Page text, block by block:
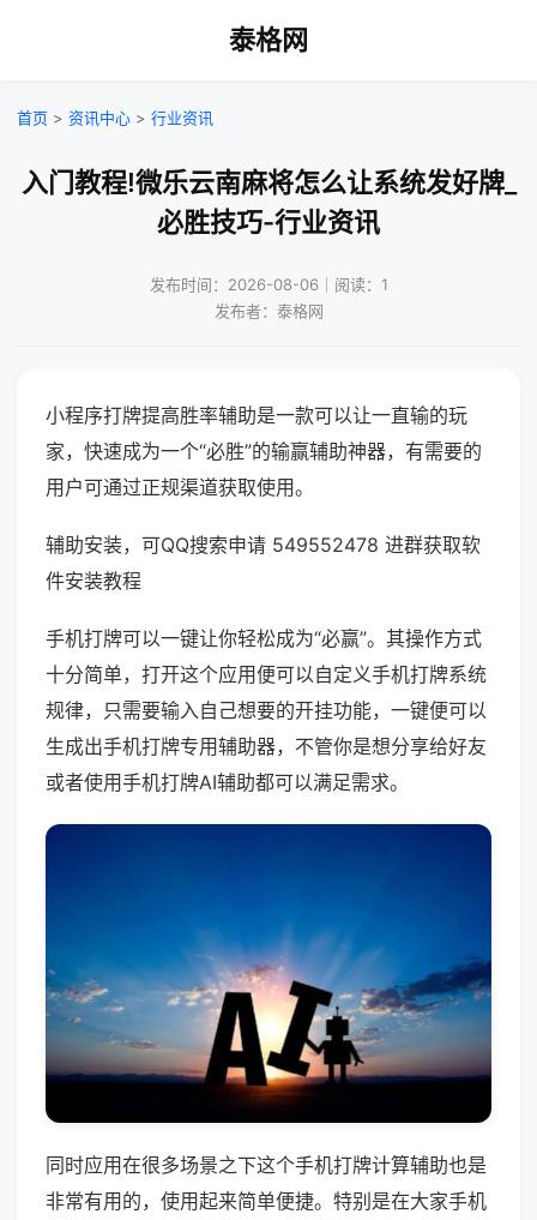
泰格网
首页 > 资讯中心 > 行业资讯
入门教程!微乐云南麻将怎么让系统发好牌_
必胜技巧-行业资讯
发布时间：2026-08-06｜阅读：1
发布者：泰格网
小程序打牌提高胜率辅助是一款可以让一直输的玩
家，快速成为一个“必胜”的输赢辅助神器，有需要的
用户可通过正规渠道获取使用。
辅助安装，可QQ搜索申请 549552478 进群获取软
件安装教程
手机打牌可以一键让你轻松成为“必赢”。其操作方式
十分简单，打开这个应用便可以自定义手机打牌系统
规律，只需要输入自己想要的开挂功能，一键便可以
生成出手机打牌专用辅助器，不管你是想分享给好友
或者使用手机打牌AI辅助都可以满足需求。
同时应用在很多场景之下这个手机打牌计算辅助也是
非常有用的，使用起来简单便捷。特别是在大家手机